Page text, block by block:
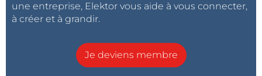
une entreprise, Elektor vous aide à vous connecter,
à créer et à grandir.
Je deviens membre